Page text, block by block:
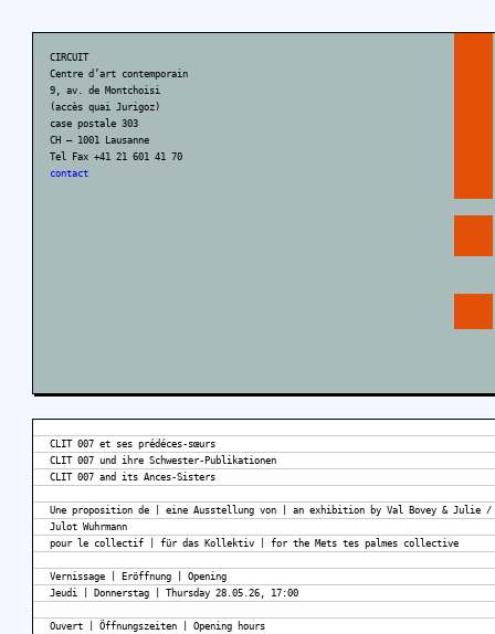
CIRCUIT
Centre d’art contemporain
9, av. de Montchoisi
(accès quai Jurigoz)
case postale 303
CH – 1001 Lausanne
Tel Fax +41 21 601 41 70
contact
CLIT 007 et ses prédéces-sœurs
CLIT 007 und ihre Schwester-Publikationen
CLIT 007 and its Ances-Sisters
Une proposition de | eine Ausstellung von | an exhibition by Val Bovey & Julie /
Julot Wuhrmann
pour le collectif | für das Kollektiv | for the Mets tes palmes collective
Vernissage | Eröffnung | Opening
Jeudi | Donnerstag | Thursday 28.05.26, 17:00
Ouvert | Öffnungszeiten | Opening hours